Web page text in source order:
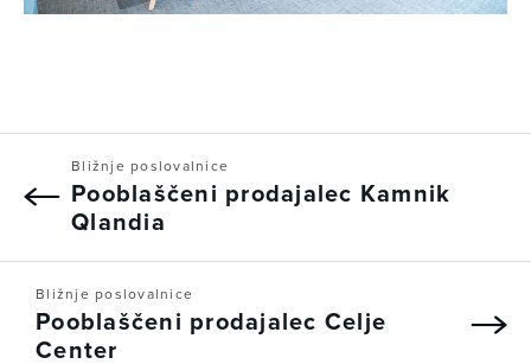
Bližnje poslovalnice
Pooblaščeni prodajalec Kamnik
Qlandia
Bližnje poslovalnice
Pooblaščeni prodajalec Celje
Center